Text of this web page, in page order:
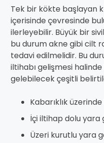
Tek bir kökte başlayan
içerisinde çevresinde
ilerleyebilir. Büyük bir
bu durum akne gibi cilt
tedavi edilmelidir. Bu
iltihabı gelişmesi
gelebilecek çeşitli
Kabarıklık
İçi iltihap dolu yara
Üzeri kurutlu yara